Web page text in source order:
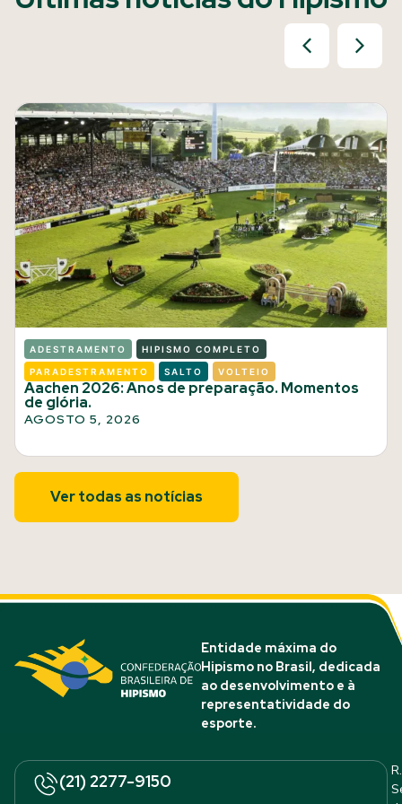
ADESTRAMENTO HIPISMO COMPLETO
PARADESTRAMENTO SALTO VOLTEIO
Aachen 2026: Anos de preparação. Momentos
de glória.
AGOSTO 5, 2026
Ver todas as notícias
Entidade máxima do
Hipismo no Brasil, dedicada
ao desenvolvimento e à
representatividade do
esporte.
(21) 2277-9150
R.